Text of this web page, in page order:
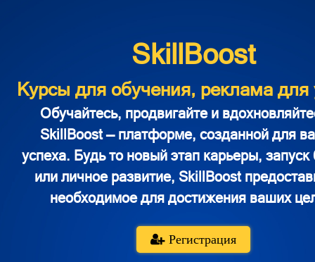
SkillBoost
Курсы для обучения, реклама для
Обучайтесь, продвигайте и
SkillBoost — платформе, созданной для
успеха. Будь то новый этап карьеры, запуск
или личное развитие, SkillBoost
необходимое для достижения ваших
Регистрация